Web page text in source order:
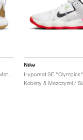
React Hyperset SE "White & Metallic Gold"
Nike
Hyperset SE "Olympics"